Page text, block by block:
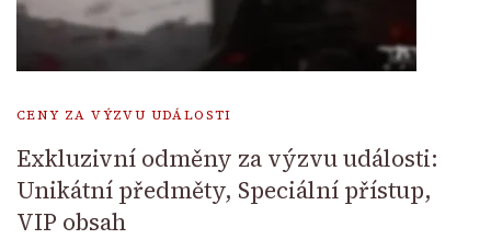
CENY ZA VÝZVU UDÁLOSTI
Exkluzivní odměny za výzvu události:
Unikátní předměty, Speciální přístup,
VIP obsah